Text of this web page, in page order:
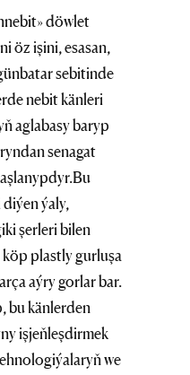
döwlet
öz işini, esasan,
sebitinde
nebit känleri
aglabasy baryp
senagat
ýaly,
şerleri bilen
plastly gurluşa
aýry gorlar bar.
bu känlerden
işjeňleşdirmek
we